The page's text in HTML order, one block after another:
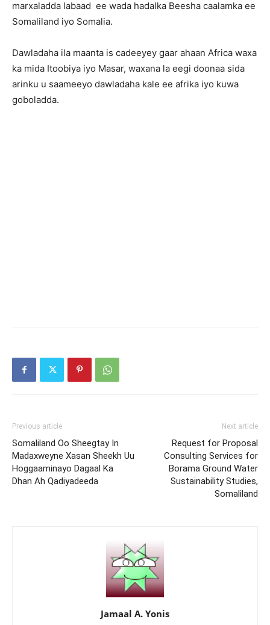
marxaladda labaad ee wada hadalka Beesha caalamka ee
Somaliland iyo Somalia.
Dawladaha ila maanta is cadeeyey gaar ahaan Africa waxa
ka mida Itoobiya iyo Masar, waxana la eegi doonaa sida
arinku u saameeyo dawladaha kale ee afrika iyo kuwa
goboladda.
Previous article
Somaliland Oo Sheegtay In
Madaxweyne Xasan Sheekh Uu
Hoggaaminayo Dagaal Ka
Dhan Ah Qadiyadeeda
Next article
Request for Proposal
Consulting Services for
Borama Ground Water
Sustainability Studies,
Somaliland
Jamaal A. Yonis